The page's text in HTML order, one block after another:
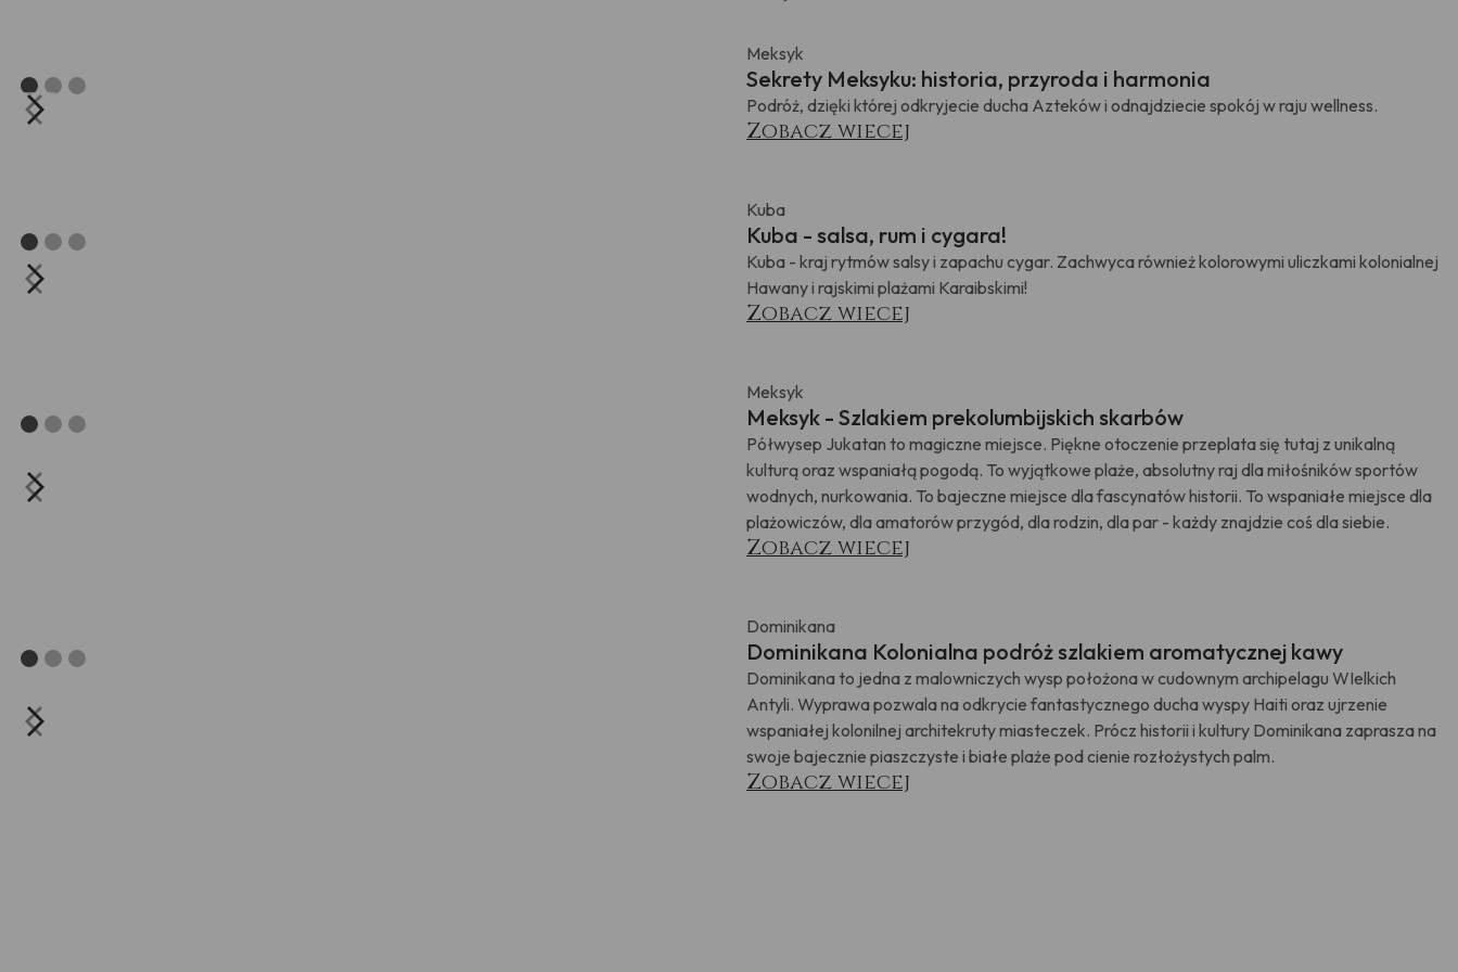
Meksyk
Sekrety Meksyku: historia, przyroda i harmonia
Podróż, dzięki której odkryjecie ducha Azteków i odnajdziecie spokój w raju wellness.
Zobacz wiecej
Kuba
Kuba - salsa, rum i cygara!
Kuba - kraj rytmów salsy i zapachu cygar. Zachwyca również kolorowymi uliczkami kolonialnej
Hawany i rajskimi plażami Karaibskimi!
Zobacz wiecej
Meksyk
Meksyk - Szlakiem prekolumbijskich skarbów
Półwysep Jukatan to magiczne miejsce. Piękne otoczenie przeplata się tutaj z unikalną
kulturą oraz wspaniałą pogodą. To wyjątkowe plaże, absolutny raj dla miłośników sportów
wodnych, nurkowania. To bajeczne miejsce dla fascynatów historii. To wspaniałe miejsce dla
plażowiczów, dla amatorów przygód, dla rodzin, dla par - każdy znajdzie coś dla siebie.
Zobacz wiecej
Dominikana
Dominikana Kolonialna podróż szlakiem aromatycznej kawy
Dominikana to jedna z malowniczych wysp położona w cudownym archipelagu WIelkich
Antyli. Wyprawa pozwala na odkrycie fantastycznego ducha wyspy Haiti oraz ujrzenie
wspaniałej kolonilnej architekruty miasteczek. Prócz historii i kultury Dominikana zaprasza na
swoje bajecznie piaszczyste i białe plaże pod cienie rozłożystych palm.
Zobacz wiecej